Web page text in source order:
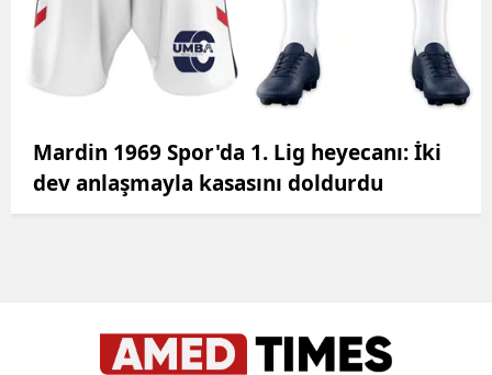
Mardin 1969 Spor'da 1. Lig heyecanı: İki
dev anlaşmayla kasasını doldurdu